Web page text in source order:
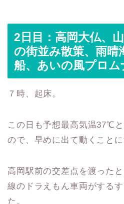
2日目：高岡大仏、
の街並み散策、雨晴
船、あいの風プロム
７時、起床。
この日も予想最高気温37℃
ので、早めに出て動くことに
高岡駅前の交差点を渡った
線のドラえもん車両がする
た。